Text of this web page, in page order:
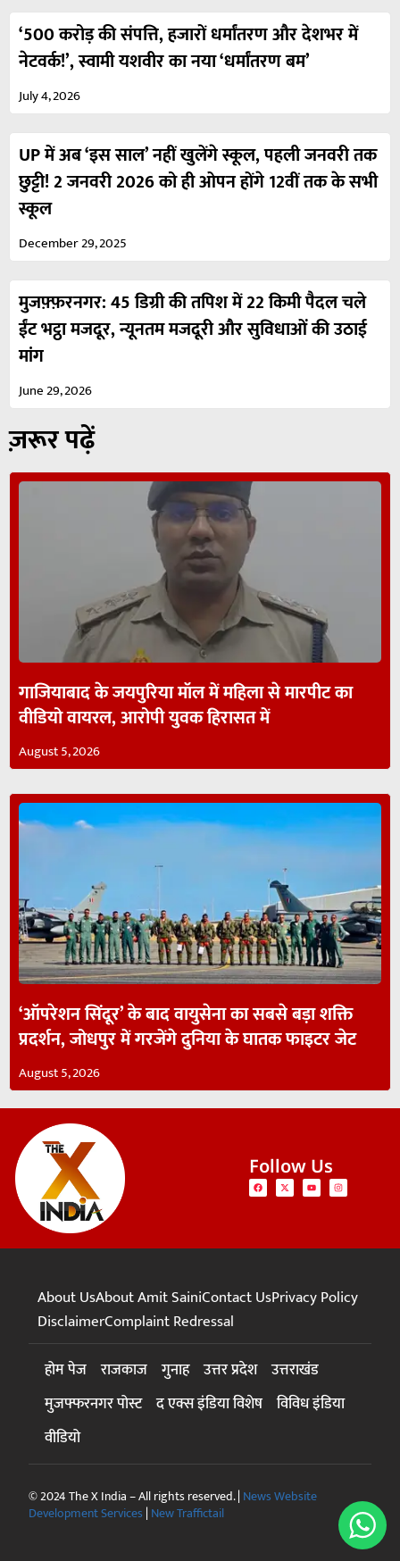
‘500 करोड़ की संपत्ति, हजारों धर्मांतरण और देशभर में
नेटवर्क!’, स्वामी यशवीर का नया ‘धर्मांतरण बम’
July 4, 2026
UP में अब ‘इस साल’ नहीं खुलेंगे स्कूल, पहली जनवरी तक
छुट्टी! 2 जनवरी 2026 को ही ओपन होंगे 12वीं तक के सभी
स्कूल
December 29, 2025
मुजफ़्फ़रनगर: 45 डिग्री की तपिश में 22 किमी पैदल चले
ईंट भट्ठा मजदूर, न्यूनतम मजदूरी और सुविधाओं की उठाई
मांग
June 29, 2026
ज़रूर पढ़ें
गाजियाबाद के जयपुरिया मॉल में महिला से मारपीट का
वीडियो वायरल, आरोपी युवक हिरासत में
August 5, 2026
‘ऑपरेशन सिंदूर’ के बाद वायुसेना का सबसे बड़ा शक्ति
प्रदर्शन, जोधपुर में गरजेंगे दुनिया के घातक फाइटर जेट
August 5, 2026
Follow Us
About UsAbout Amit SainiContact UsPrivacy Policy
DisclaimerComplaint Redressal
होम पेज राजकाज गुनाह उत्तर प्रदेश उत्तराखंड
मुजफ्फरनगर पोस्ट द एक्स इंडिया विशेष विविध इंडिया
वीडियो
© 2024 The X India – All rights reserved. | News Website
Development Services | New Traffictail